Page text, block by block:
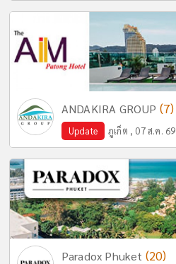
ANDAKIRA GROUP (7)
Update ภูเก็ต , 07 ส.ค. 69
Paradox Phuket (20)